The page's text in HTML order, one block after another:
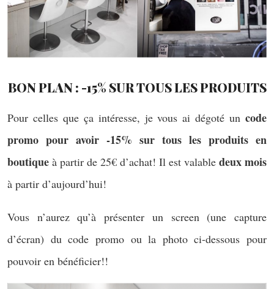
BON PLAN : -15% SUR TOUS LES PRODUITS
Pour celles que ça intéresse, je vous ai dégoté un code
promo pour avoir -15% sur tous les produits en
boutique à partir de 25€ d’achat! Il est valable deux mois
à partir d’aujourd’hui!
Vous n’aurez qu’à présenter un screen (une capture
d’écran) du code promo ou la photo ci-dessous pour
pouvoir en bénéficier!!